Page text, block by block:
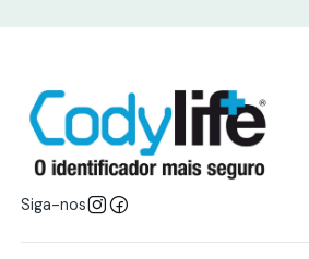
Siga-nos